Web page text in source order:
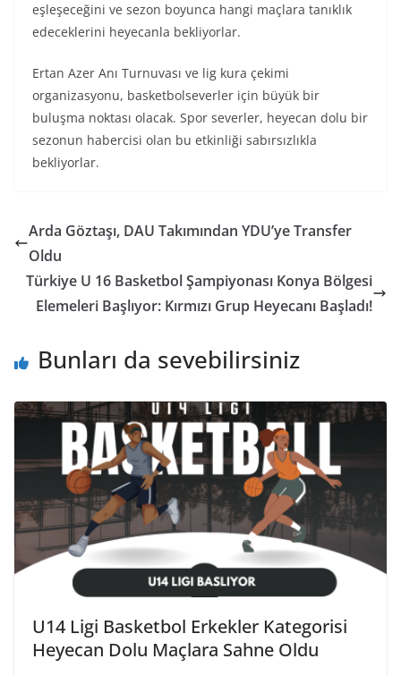
eşleşeceğini ve sezon boyunca hangi maçlara tanıklık
edeceklerini heyecanla bekliyorlar.
Ertan Azer Anı Turnuvası ve lig kura çekimi
organizasyonu, basketbolseverler için büyük bir
buluşma noktası olacak. Spor severler, heyecan dolu bir
sezonun habercisi olan bu etkinliği sabırsızlıkla
bekliyorlar.
Arda Göztaşı, DAU Takımından YDU’ye Transfer
Oldu
Türkiye U 16 Basketbol Şampiyonası Konya Bölgesi
Elemeleri Başlıyor: Kırmızı Grup Heyecanı Başladı!
Bunları da sevebilirsiniz
U14 Ligi Basketbol Erkekler Kategorisi
Heyecan Dolu Maçlara Sahne Oldu